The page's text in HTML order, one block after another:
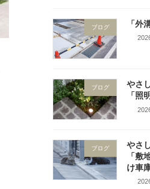
ブログ 「外
ブログ
やさ
「照
ブログ
やさ
「敷
け車